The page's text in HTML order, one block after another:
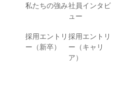
私たちの強み社員インタビ
ュー
採用エントリ
ー（新卒）
採用エントリ
ー（キャリ
ア）